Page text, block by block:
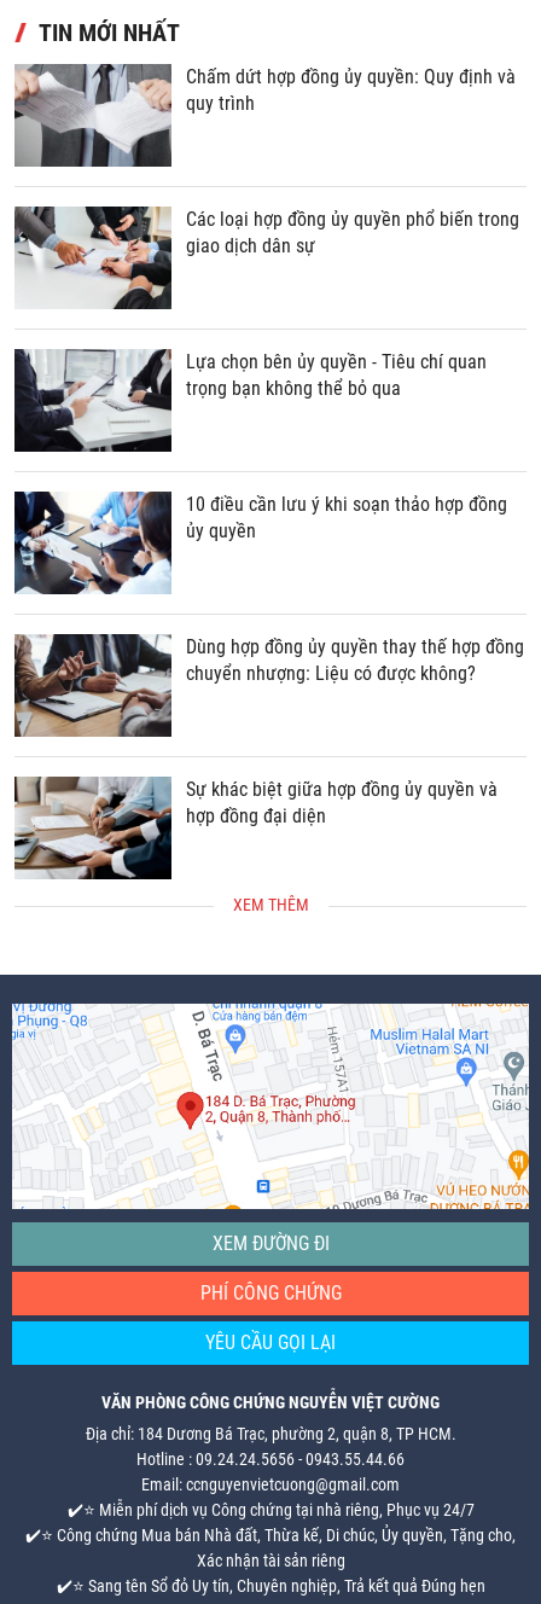
TIN MỚI NHẤT
Chấm dứt hợp đồng ủy quyền: Quy định và
quy trình
Các loại hợp đồng ủy quyền phổ biến trong
giao dịch dân sự
Lựa chọn bên ủy quyền - Tiêu chí quan
trọng bạn không thể bỏ qua
10 điều cần lưu ý khi soạn thảo hợp đồng
ủy quyền
Dùng hợp đồng ủy quyền thay thế hợp đồng
chuyển nhượng: Liệu có được không?
Sự khác biệt giữa hợp đồng ủy quyền và
hợp đồng đại diện
XEM THÊM
XEM ĐƯỜNG ĐI
PHÍ CÔNG CHỨNG
YÊU CẦU GỌI LẠI
VĂN PHÒNG CÔNG CHỨNG NGUYỄN VIỆT CƯỜNG
Địa chỉ: 184 Dương Bá Trạc, phường 2, quận 8, TP HCM.
Hotline : 09.24.24.5656 - 0943.55.44.66
Email: ccnguyenvietcuong@gmail.com
✔️⭐ Miễn phí dịch vụ Công chứng tại nhà riêng, Phục vụ 24/7
✔️⭐ Công chứng Mua bán Nhà đất, Thừa kế, Di chúc, Ủy quyền, Tặng cho,
Xác nhận tài sản riêng
✔️⭐ Sang tên Sổ đỏ Uy tín, Chuyên nghiệp, Trả kết quả Đúng hẹn